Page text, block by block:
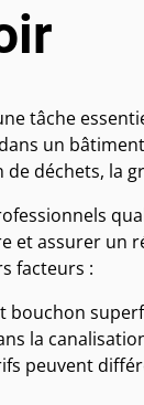
tâche
un
déchets, la
et assurer un
facteurs :
bouchon
la
peuvent